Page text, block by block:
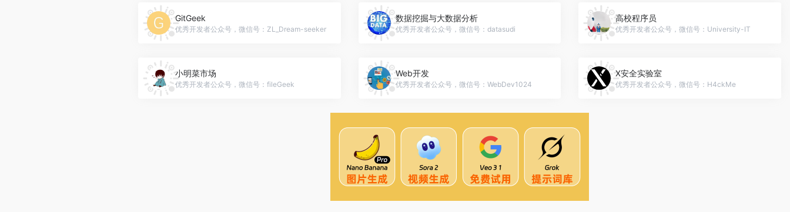
GitGeek
优秀开发者公众号，微信号：ZL_Dream-seeker
数据挖掘与大数据分析
优秀开发者公众号，微信号：datasudi
高校程序员
优秀开发者公众号，微信号：University-IT
小明菜市场
优秀开发者公众号，微信号：fileGeek
Web开发
优秀开发者公众号，微信号：WebDev1024
X安全实验室
优秀开发者公众号，微信号：H4ckMe